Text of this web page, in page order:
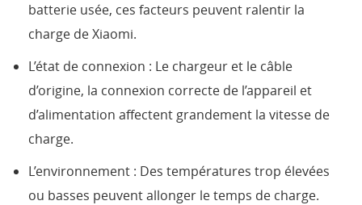
batterie usée, ces facteurs peuvent ralentir la
charge de Xiaomi.
L’état de connexion : Le chargeur et le câble
d’origine, la connexion correcte de l’appareil et
d’alimentation affectent grandement la vitesse de
charge.
L’environnement : Des températures trop élevées
ou basses peuvent allonger le temps de charge.